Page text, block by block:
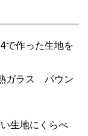
で作った生地を
ガラス パウン
生地にくらべ